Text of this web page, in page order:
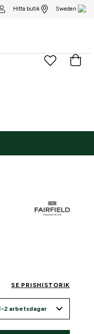
Hitta butik Sweden
SE PRISHISTORIK
2 arbetsdagar